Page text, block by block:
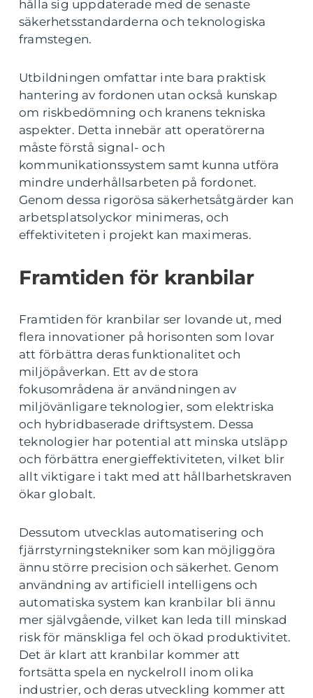
hålla sig uppdaterade med de senaste
säkerhetsstandarderna och teknologiska
framstegen.
Utbildningen omfattar inte bara praktisk
hantering av fordonen utan också kunskap
om riskbedömning och kranens tekniska
aspekter. Detta innebär att operatörerna
måste förstå signal- och
kommunikationssystem samt kunna utföra
mindre underhållsarbeten på fordonet.
Genom dessa rigorösa säkerhetsåtgärder kan
arbetsplatsolyckor minimeras, och
effektiviteten i projekt kan maximeras.
Framtiden för kranbilar
Framtiden för kranbilar ser lovande ut, med
flera innovationer på horisonten som lovar
att förbättra deras funktionalitet och
miljöpåverkan. Ett av de stora
fokusområdena är användningen av
miljövänligare teknologier, som elektriska
och hybridbaserade driftsystem. Dessa
teknologier har potential att minska utsläpp
och förbättra energieffektiviteten, vilket blir
allt viktigare i takt med att hållbarhetskraven
ökar globalt.
Dessutom utvecklas automatisering och
fjärrstyrningstekniker som kan möjliggöra
ännu större precision och säkerhet. Genom
användning av artificiell intelligens och
automatiska system kan kranbilar bli ännu
mer självgående, vilket kan leda till minskad
risk för mänskliga fel och ökad produktivitet.
Det är klart att kranbilar kommer att
fortsätta spela en nyckelroll inom olika
industrier, och deras utveckling kommer att